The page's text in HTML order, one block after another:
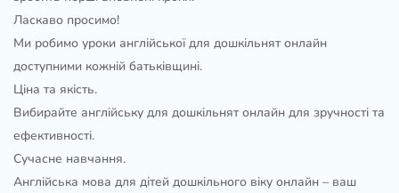
Ласкаво просимо!
Ми робимо уроки англійської для дошкільнят онлайн
доступними кожній батьківщині.
Ціна та якість.
Вибирайте англійську для дошкільнят онлайн для зручності та
ефективності.
Сучасне навчання.
Англійська мова для дітей дошкільного віку онлайн – ваш